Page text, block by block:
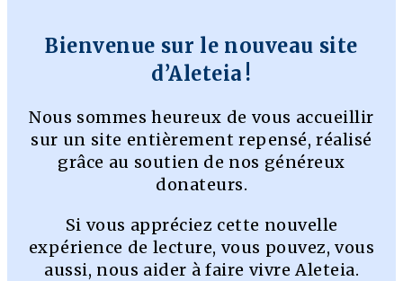
Bienvenue sur le nouveau site
d’Aleteia !
Nous sommes heureux de vous accueillir
sur un site entièrement repensé, réalisé
grâce au soutien de nos généreux
donateurs.
Si vous appréciez cette nouvelle
expérience de lecture, vous pouvez, vous
aussi, nous aider à faire vivre Aleteia.